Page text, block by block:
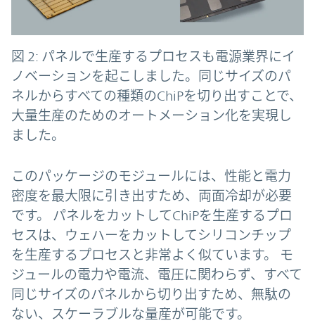
図 2: パネルで生産するプロセスも電源業界にイ
ノベーションを起こしました。同じサイズのパ
ネルからすべての種類のChiPを切り出すことで、
大量生産のためのオートメーション化を実現し
ました。
このパッケージのモジュールには、性能と電力
密度を最大限に引き出すため、両面冷却が必要
です。 パネルをカットしてChiPを生産するプロ
セスは、ウェハーをカットしてシリコンチップ
を生産するプロセスと非常よく似ています。 モ
ジュールの電力や電流、電圧に関わらず、すべて
同じサイズのパネルから切り出すため、無駄の
ない、スケーラブルな量産が可能です。